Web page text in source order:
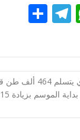
W
at
s
A
p
T
e
gr
a
m
ar
e